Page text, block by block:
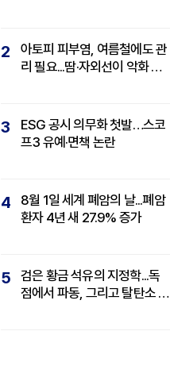
2
아토피 피부염, 여름철에도 관
리 필요...땀·자외선이 악화 요
3
ESG 공시 의무화 첫발…스코
프3 유예·면책 논란
4
8월 1일 세계 폐암의 날...폐암
환자 4년 새 27.9% 증가
5
검은 황금 석유의 지정학...독
점에서 파동, 그리고 탈탄소 패